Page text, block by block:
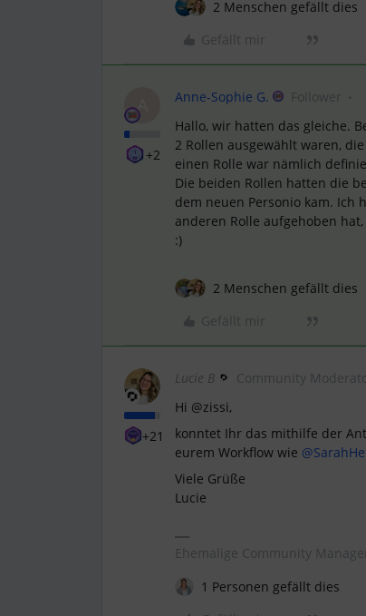
2 Menschen gefällt dies
Gefällt mir
A
+2
Anne-Sophie G.
Hallo, wir hatten das gleiche.
2 Rollen ausgewählt waren,
einen Rolle war nämlich
Die beiden Rollen hatten die
dem neuen Personio kam. Ich
anderen Rolle aufgehoben
:)
2 Menschen gefällt dies
+21
Lucie B Community
Hi @zissi,
konntet Ihr das mithilfe der
eurem Workflow wie ​
Viele Grüße
Lucie
Ehemalige Community
1 Personen gefällt dies